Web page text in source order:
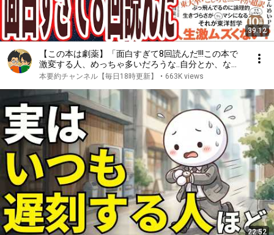
39:12
【この本は劇薬】「面白すぎて8回読んだ!!!この本で
激変する人、めっちゃ多いだろうな..自分とか、ない
から。教養としての東洋哲学」を世界一わかりやすく
本要約チャンネル【毎日18時更新】 • 663K views
22:52